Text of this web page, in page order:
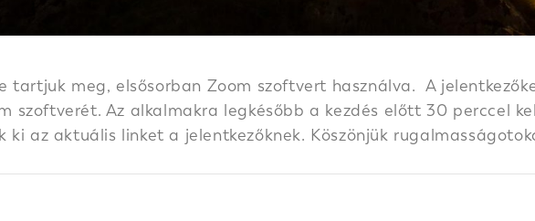
tartjuk meg, elsősorban Zoom szoftvert használva. A
szoftverét. Az alkalmakra legkésőbb a kezdés előtt 30 perccel
az aktuális linket a jelentkezőknek. Köszönjük